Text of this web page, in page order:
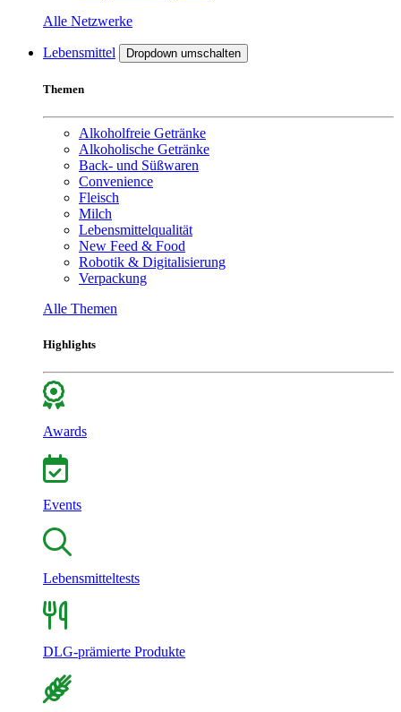
Alle Netzwerke
Lebensmittel Dropdown umschalten
Themen
Alkoholfreie Getränke
Alkoholische Getränke
Back- und Süßwaren
Convenience
Fleisch
Milch
Lebensmittelqualität
New Feed & Food
Robotik & Digitalisierung
Verpackung
Alle Themen
Highlights
Awards
Events
Lebensmitteltests
DLG-prämierte Produkte